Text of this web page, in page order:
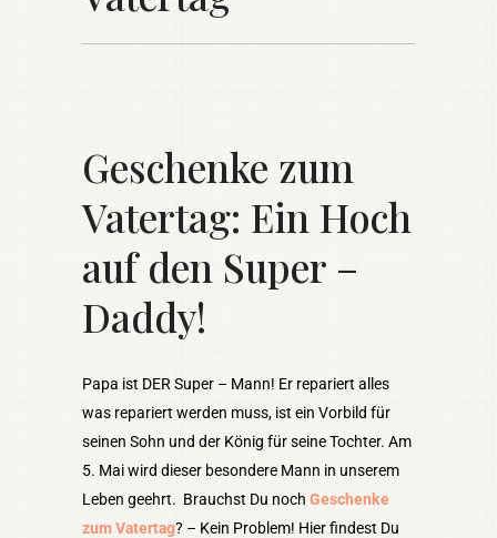
Geschenke zum
Vatertag: Ein Hoch
auf den Super –
Daddy!
Papa ist DER Super – Mann! Er repariert alles
was repariert werden muss, ist ein Vorbild für
seinen Sohn und der König für seine Tochter. Am
5. Mai wird dieser besondere Mann in unserem
Leben geehrt. Brauchst Du noch Geschenke
zum Vatertag? – Kein Problem! Hier findest Du